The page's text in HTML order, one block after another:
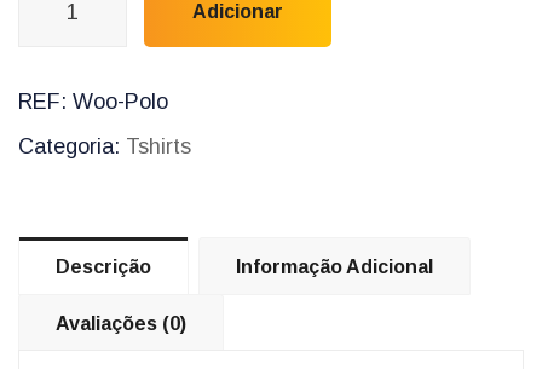
Adicionar
REF: Woo-Polo
Categoria: Tshirts
Descrição Informação Adicional
Avaliações (0)